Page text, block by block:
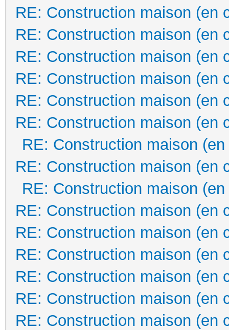
RE: Construction maison (en
RE: Construction maison (en
RE: Construction maison (en
RE: Construction maison (en
RE: Construction maison (en
RE: Construction maison (en
RE: Construction maison
RE: Construction maison (en
RE: Construction maison
RE: Construction maison (en
RE: Construction maison (en
RE: Construction maison (en
RE: Construction maison (en
RE: Construction maison (en
RE: Construction maison (en